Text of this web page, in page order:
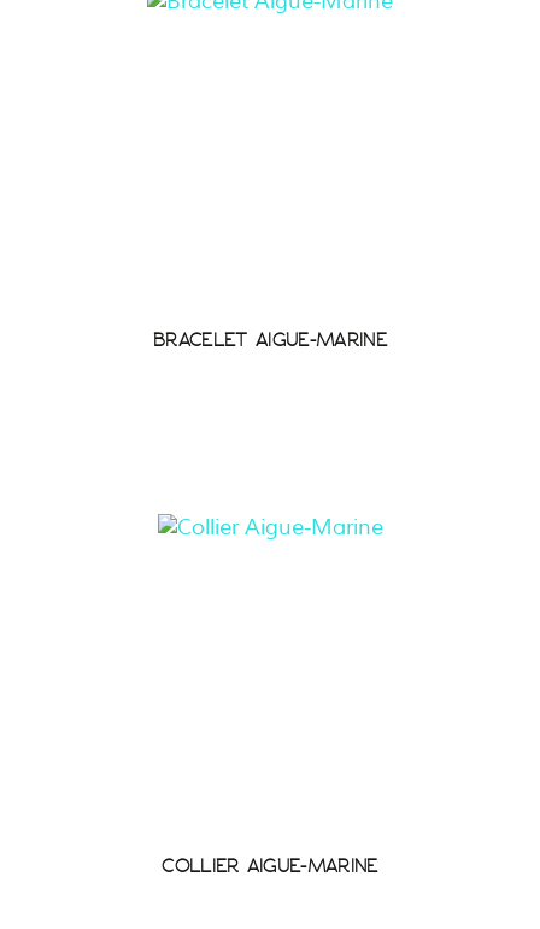
BRACELET AIGUE-MARINE
COLLIER AIGUE-MARINE